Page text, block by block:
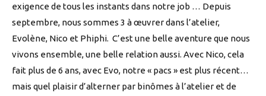
exigence de tous les instants dans notre job … Depuis
septembre, nous sommes 3 à œuvrer dans l’atelier,
Evolène, Nico et Phiphi. C’est une belle aventure que nous
vivons ensemble, une belle relation aussi. Avec Nico, cela
fait plus de 6 ans, avec Evo, notre « pacs » est plus récent…
mais quel plaisir d’alterner par binômes à l’atelier et de